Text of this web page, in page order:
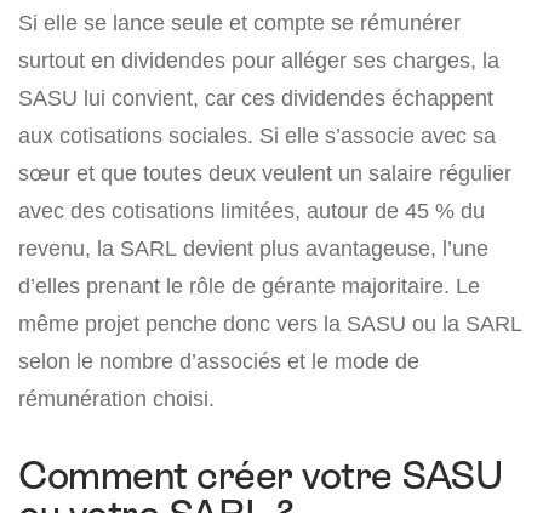
Si elle se lance seule et compte se rémunérer
surtout en dividendes pour alléger ses charges, la
SASU lui convient, car ces dividendes échappent
aux cotisations sociales. Si elle s’associe avec sa
sœur et que toutes deux veulent un salaire régulier
avec des cotisations limitées, autour de 45 % du
revenu, la SARL devient plus avantageuse, l’une
d’elles prenant le rôle de gérante majoritaire. Le
même projet penche donc vers la SASU ou la SARL
selon le nombre d’associés et le mode de
rémunération choisi.
Comment créer votre SASU